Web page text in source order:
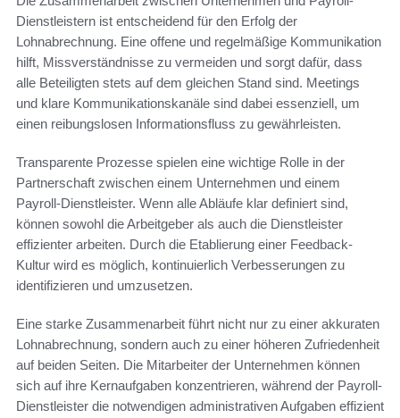
Dienstleistern ist entscheidend für den Erfolg der
Lohnabrechnung. Eine offene und regelmäßige Kommunikation
hilft, Missverständnisse zu vermeiden und sorgt dafür, dass
alle Beteiligten stets auf dem gleichen Stand sind. Meetings
und klare Kommunikationskanäle sind dabei essenziell, um
einen reibungslosen Informationsfluss zu gewährleisten.
Transparente Prozesse spielen eine wichtige Rolle in der
Partnerschaft zwischen einem Unternehmen und einem
Payroll-Dienstleister. Wenn alle Abläufe klar definiert sind,
können sowohl die Arbeitgeber als auch die Dienstleister
effizienter arbeiten. Durch die Etablierung einer Feedback-
Kultur wird es möglich, kontinuierlich Verbesserungen zu
identifizieren und umzusetzen.
Eine starke Zusammenarbeit führt nicht nur zu einer akkuraten
Lohnabrechnung, sondern auch zu einer höheren Zufriedenheit
auf beiden Seiten. Die Mitarbeiter der Unternehmen können
sich auf ihre Kernaufgaben konzentrieren, während der Payroll-
Dienstleister die notwendigen administrativen Aufgaben effizient